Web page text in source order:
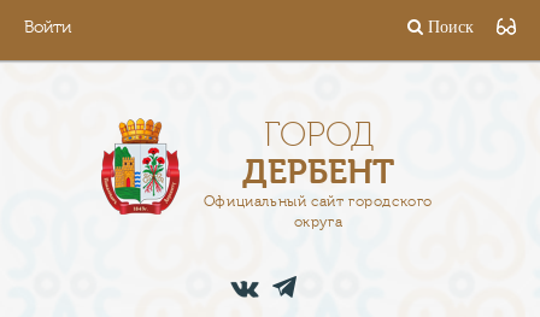
Войти Поиск
ГОРОД
ДЕРБЕНТ
Официальный сайт городского
округа
АДМИНИСТРАЦИЯ